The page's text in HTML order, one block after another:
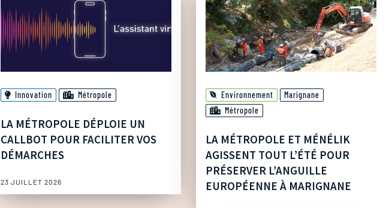
Innovation Métropole
LA MÉTROPOLE DÉPLOIE UN
CALLBOT POUR FACILITER VOS
DÉMARCHES
23 JUILLET 2026
Environnement
Marignane
Métropole
LA MÉTROPOLE ET MÉNÉLIK
AGISSENT TOUT L’ÉTÉ POUR
PRÉSERVER L’ANGUILLE
EUROPÉENNE À MARIGNANE